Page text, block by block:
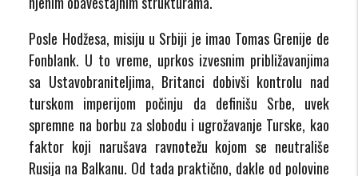
Posle Hodžesa, misiju u Srbiji je imao Tomas Grenije de
Fonblank. U to vreme, uprkos izvesnim približavanjima
sa Ustavobraniteljima, Britanci dobivši kontrolu nad
turskom imperijom počinju da definišu Srbe, uvek
spremne na borbu za slobodu i ugrožavanje Turske, kao
faktor koji narušava ravnotežu kojom se neutrališe
Rusija na Balkanu. Od tada praktično, dakle od polovine